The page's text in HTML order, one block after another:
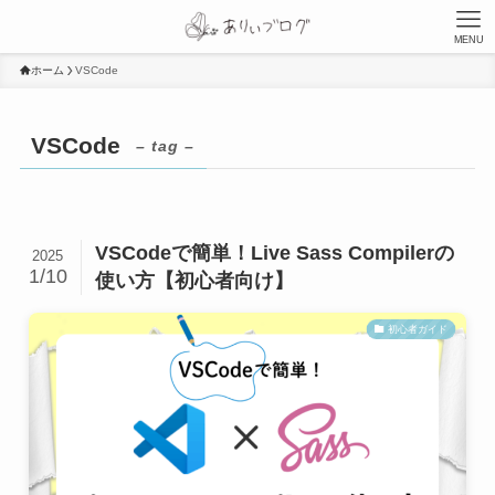
MENU
ホーム VSCode
VSCode – tag –
VSCodeで簡単！Live Sass Compilerの
使い方【初心者向け】
2025
1/10
初心者ガイド